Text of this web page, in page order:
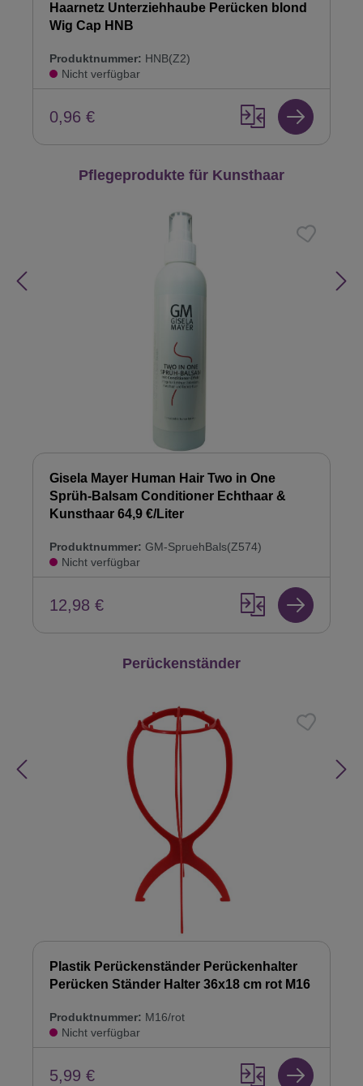
Haarnetz Unterziehhaube Perücken blond
Wig Cap HNB
Produktnummer: HNB(Z2)
Nicht verfügbar
0,96 €
Produktgalerie überspringen
Pflegeprodukte für Kunsthaar
Gisela Mayer Human Hair Two in One
Sprüh-Balsam Conditioner Echthaar &
Kunsthaar 64,9 €/Liter
Produktnummer: GM-SpruehBals(Z574)
Nicht verfügbar
12,98 €
Produktgalerie überspringen
Perückenständer
Plastik Perückenständer Perückenhalter
Perücken Ständer Halter 36x18 cm rot M16
Produktnummer: M16/rot
Nicht verfügbar
5,99 €